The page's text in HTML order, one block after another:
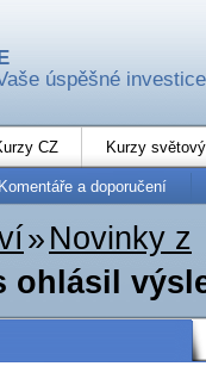
úspěšné investice
CZ Kurzy
Komentáře a doporučení
» Novinky z
ohlásil